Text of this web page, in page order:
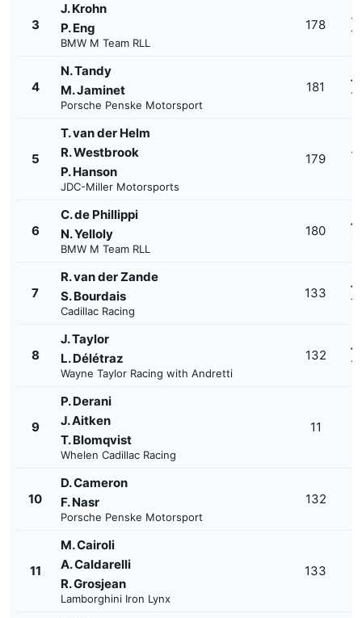
3
J. Krohn
P. Eng
BMW M Team RLL
178
4
N. Tandy
M. Jaminet
Porsche Penske Motorsport
181
5
T. van der Helm
R. Westbrook
P. Hanson
JDC-Miller Motorsports
179
6
C. de Phillippi
N. Yelloly
BMW M Team RLL
180
7
R. van der Zande
S. Bourdais
Cadillac Racing
133
8
J. Taylor
L. Délétraz
Wayne Taylor Racing with Andretti
132
9
P. Derani
J. Aitken
T. Blomqvist
Whelen Cadillac Racing
11
10
D. Cameron
F. Nasr
Porsche Penske Motorsport
132
11
M. Cairoli
A. Caldarelli
R. Grosjean
Lamborghini Iron Lynx
133